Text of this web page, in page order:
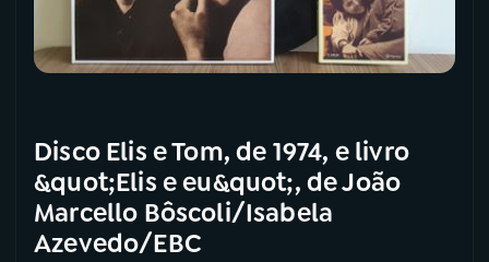
Disco Elis e Tom, de 1974, e livro
&quot;Elis e eu&quot;, de João
Marcello Bôscoli/Isabela
Azevedo/EBC